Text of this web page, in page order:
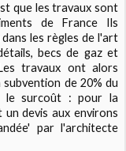
que les travaux sont
de France Ils
les règles de l'art
becs de gaz et
travaux ont alors
de 20% du
le surcoût : pour la
devis aux environs
par l'architecte